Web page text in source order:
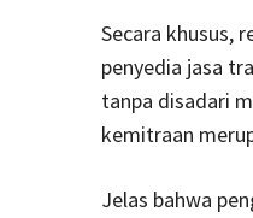
Secara khusus,
penyedia jasa
tanpa disadari
kemitraan
Jelas bahwa